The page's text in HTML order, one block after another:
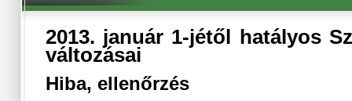
2013. január 1-jétől hatályos
változásai
Hiba, ellenőrzés